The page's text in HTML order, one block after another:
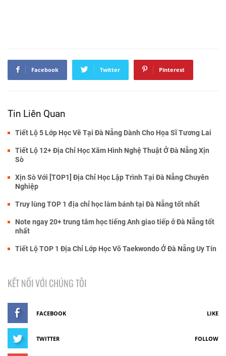
Facebook Twitter Pinterest
Tin Liên Quan
Tiết Lộ 5 Lớp Học Vẽ Tại Đà Nẵng Dành Cho Họa Sĩ Tương Lai
Tiết Lộ 12+ Địa Chỉ Học Xăm Hình Nghệ Thuật Ở Đà Nẵng Xịn
Sò
Xịn Sò Với [TOP1] Địa Chỉ Học Lập Trình Tại Đà Nẵng Chuyên
Nghiệp
Truy lùng TOP 1 địa chỉ học làm bánh tại Đà Nẵng tốt nhất
Note ngay 20+ trung tâm học tiếng Anh giao tiếp ở Đà Nẵng tốt
nhất
Tiết Lộ TOP 1 Địa Chỉ Lớp Học Võ Taekwondo Ở Đà Nẵng Uy Tín
KẾT NỐI VỚI CHÚNG TÔI
FACEBOOK LIKE
TWITTER FOLLOW